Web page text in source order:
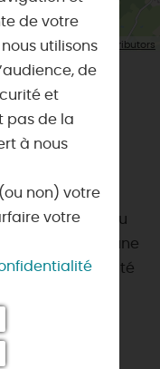
©OpenStreetMap contributors
à 400 mètres du
d'Orléans, sur une
à proximité
de votre
utilisons
de
et
pas de la
à nous
non) votre
votre